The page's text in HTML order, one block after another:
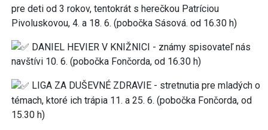
pre deti od 3 rokov, tentokrát s herečkou Patríciou
Pivoluskovou, 4. a 18. 6. (pobočka Sásová. od 16.30 h)
DANIEL HEVIER V KNIŽNICI - známy spisovateľ nás
navštívi 10. 6. (pobočka Fončorda, od 16.30 h)
LIGA ZA DUŠEVNÉ ZDRAVIE - stretnutia pre mladých o
témach, ktoré ich trápia 11. a 25. 6. (pobočka Fončorda, od
15.30 h)